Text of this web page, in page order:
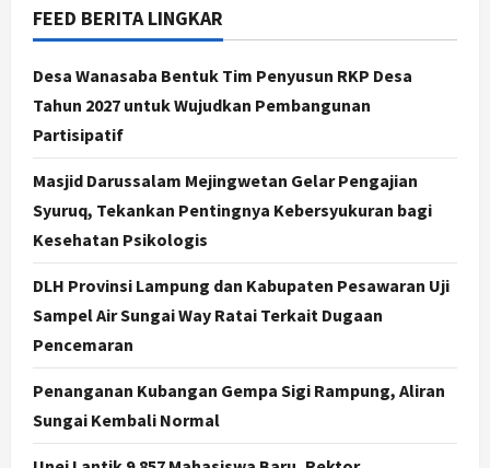
FEED BERITA LINGKAR
Desa Wanasaba Bentuk Tim Penyusun RKP Desa
Tahun 2027 untuk Wujudkan Pembangunan
Partisipatif
Masjid Darussalam Mejingwetan Gelar Pengajian
Syuruq, Tekankan Pentingnya Kebersyukuran bagi
Kesehatan Psikologis
DLH Provinsi Lampung dan Kabupaten Pesawaran Uji
Sampel Air Sungai Way Ratai Terkait Dugaan
Pencemaran
Penanganan Kubangan Gempa Sigi Rampung, Aliran
Sungai Kembali Normal
2 Agustus 8, 2026
Kapanewon Pajangan Rampungkan
Verifikasi Indeks Desa 2026, 3
Agustus 8, 2026
4
Politik
Hari Jadi Pati ke-703 Jadi
Momentum Kemajuan, Ini Pesan Ali
Badrudin
Agustus 8, 2026
Yogyakarta Digelar 2 Bulan, Fokus
pada UMKM dan Wisata